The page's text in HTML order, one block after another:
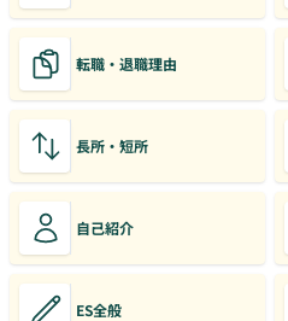
転職・退職理由
長所・短所
自己紹介
ES全般